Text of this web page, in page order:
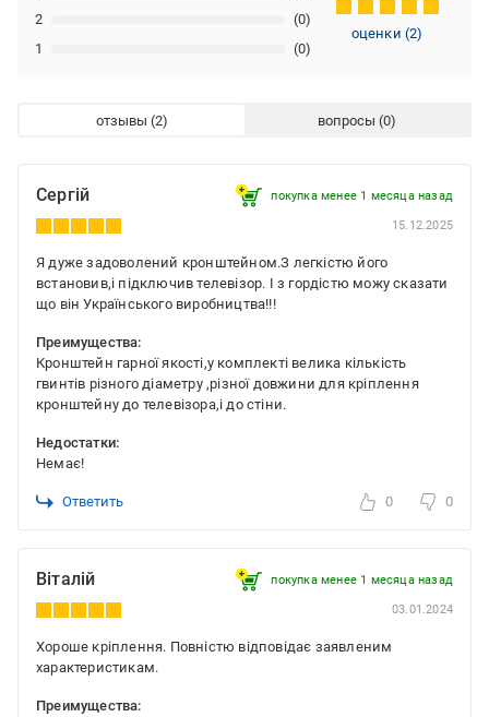
1 (0)
2 (0)
оценки(2)
отзывы вопросы
Сергій покупка менее 1 месяца назад
15.12.2025
Я дуже задоволений кронштейном.З легкістю його
встановив,і підключив телевізор. І з гордістю можу сказати
що він Українського виробництва!!!
Преимущества:
Кронштейн гарної якості,у комплекті велика кількість
гвинтів різного діаметру ,різної довжини для кріплення
кронштейну до телевізора,і до стіни.
Недостатки:
Немає!
Ответить 0 0
Віталій покупка менее 1 месяца назад
03.01.2024
Хороше кріплення. Повністю відповідає заявленим
характеристикам.
Преимущества: